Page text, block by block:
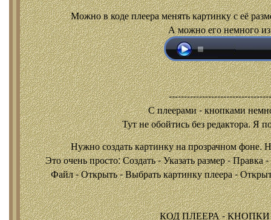
Можно в коде плеера менять картинку с её
А можно его немного
С плеерами - кнопками
Тут не обойтись без редактора. Я
Нужно создать картинку на прозрачном фоне.
Это очень просто: Создать - Указать размер -
Файл - Открыть - Выбрать картинку плеера -
КОД ПЛЕЕРА - КНОПКИ